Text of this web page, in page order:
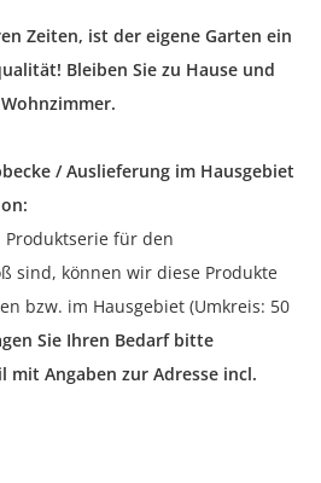
Zeiten, ist der eigene Garten ein
Bleiben Sie zu Hause und
/ Auslieferung im Hausgebiet
Produktserie für den
sind, können wir diese Produkte
bzw. im Hausgebiet (Umkreis: 50
Sie Ihren Bedarf bitte
Angaben zur Adresse incl.